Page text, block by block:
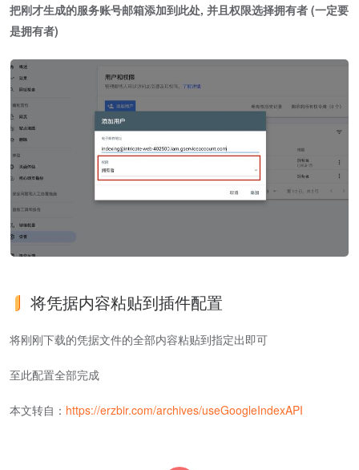
把刚才生成的服务账号邮箱添加到此处, 并且权限选择拥有者 (一定要
是拥有者)
将凭据内容粘贴到插件配置
将刚刚下载的凭据文件的全部内容粘贴到指定出即可
至此配置全部完成
本文转自： https://erzbir.com/archives/useGoogleIndexAPI